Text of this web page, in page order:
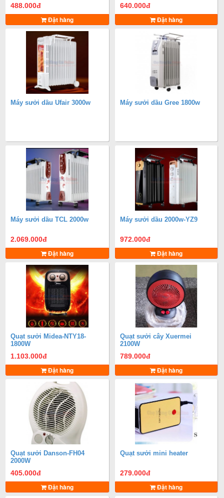
488.000đ
Đặt hàng
640.000đ
Đặt hàng
Máy sưởi dầu Ufair 3000w Máy sưởi dầu Gree 1800w
Máy sưởi dầu TCL 2000w
2.069.000đ
Đặt hàng
Máy sưởi dầu 2000w-YZ9
972.000đ
Đặt hàng
Quạt sưởi Midea-NTY18-
1800W
1.103.000đ
Đặt hàng
Quạt sưởi cây Xuermei
2100W
789.000đ
Đặt hàng
Quạt sưởi Danson-FH04
2000W
405.000đ
Đặt hàng
Quạt sưởi mini heater
279.000đ
Đặt hàng